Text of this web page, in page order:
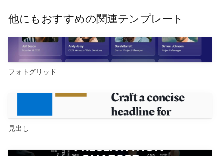
他にもおすすめの関連テンプレート
フォトグリッド
見出し